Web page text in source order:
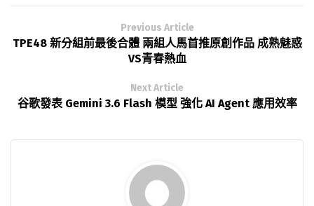
Previous Article
TPE48 新分組前最後合體 兩組人馬首推原創作品 成熟魅惑
VS青春熱血
Next Article
谷歌發表 Gemini 3.6 Flash 模型 強化 AI Agent 應用效率